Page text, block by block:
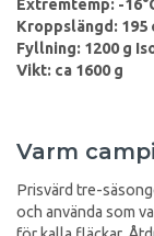
Extremtemp: -
Kroppslängd: 195
Fyllning: 1200 g
Vikt: ca 1600 g
Varm
Prisvärd tre-
och använda som